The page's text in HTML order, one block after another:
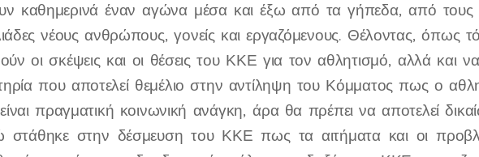
καθημερινά έναν αγώνα μέσα και έξω από τα γήπεδα, από τους
νέους ανθρώπους, γονείς και εργαζόμενους. Θέλοντας, όπως
οι σκέψεις και οι θέσεις του ΚΚΕ για τον αθλητισμό, αλλά και
που αποτελεί θεμέλιο στην αντίληψη του Κόμματος πως ο
πραγματική κοινωνική ανάγκη, άρα θα πρέπει να αποτελεί
στάθηκε στην δέσμευση του ΚΚΕ πως τα αιτήματα και οι